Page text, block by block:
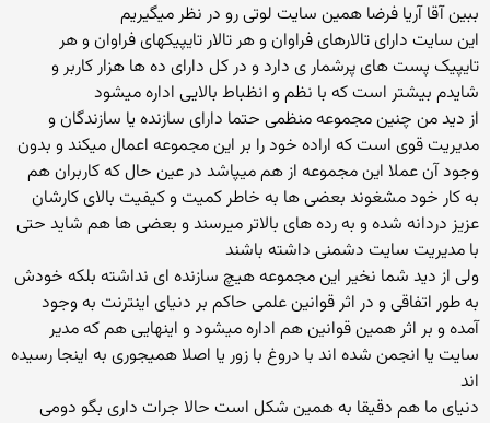
ببین آقا آریا فرضا همین سایت لوتی رو در نظر میگیریم
این سایت دارای تالارهای فراوان و هر تالار تایپیکهای فراوان و هر
تایپیک پست های پرشمار ی دارد و در کل دارای ده ها هزار کاربر و
شایدم بیشتر است که با نظم و انظباط بالایی اداره میشود
از دید من چنین مجموعه منظمی حتما دارای سازنده یا سازندگان و
مدیریت قوی است که اراده خود را بر این مجموعه اعمال میکند و بدون
وجود آن عملا این مجموعه از هم میپاشد در عین حال که کاربران هم
به کار خود مشغوند بعضی ها به خاطر کمیت و کیفیت بالای کارشان
عزیز دردانه شده و به رده های بالاتر میرسند و بعضی ها هم شاید حتی
با مدیریت سایت دشمنی داشته باشند
ولی از دید شما نخیر این مجموعه هیچ سازنده ای نداشته بلکه خودش
به طور اتفاقی و در اثر قوانین علمی حاکم بر دنیای اینترنت به وجود
آمده و بر اثر همین قوانین هم اداره میشود و اینهایی هم که مدیر
سایت یا انجمن شده اند با دروغ با زور یا اصلا همیجوری به اینجا رسیده
اند
دنیای ما هم دقیقا به همین شکل است حالا جرات داری بگو دومی